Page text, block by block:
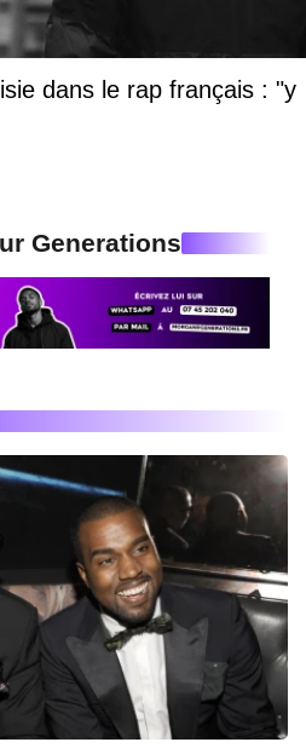
dans le rap français : "y
Generations